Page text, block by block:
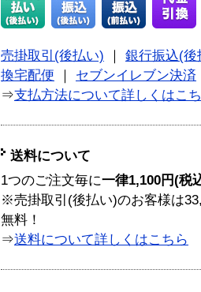
売掛取引(後払い)
銀行振込(後
換宅配便
セブンイレブン決済
⇒支払方法について詳しくはこ
送料について
1つのご注文毎に一律1,100円(税
※売掛取引(後払い)のお客様は
無料！
⇒送料について詳しくはこちら